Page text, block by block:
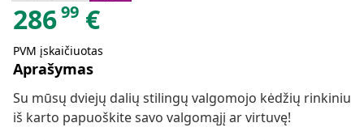
28699 €
PVM įskaičiuotas
Aprašymas
Su mūsų dviejų dalių stilingų valgomojo kėdžių rinkiniu
iš karto papuoškite savo valgomąjį ar virtuvę!